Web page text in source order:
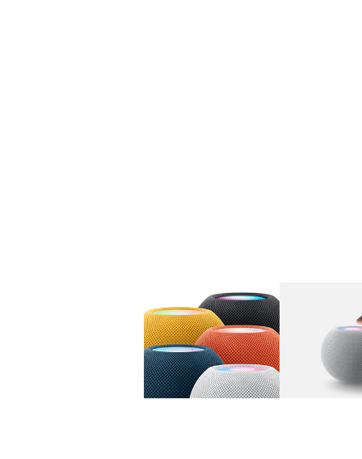
图库 图像 1